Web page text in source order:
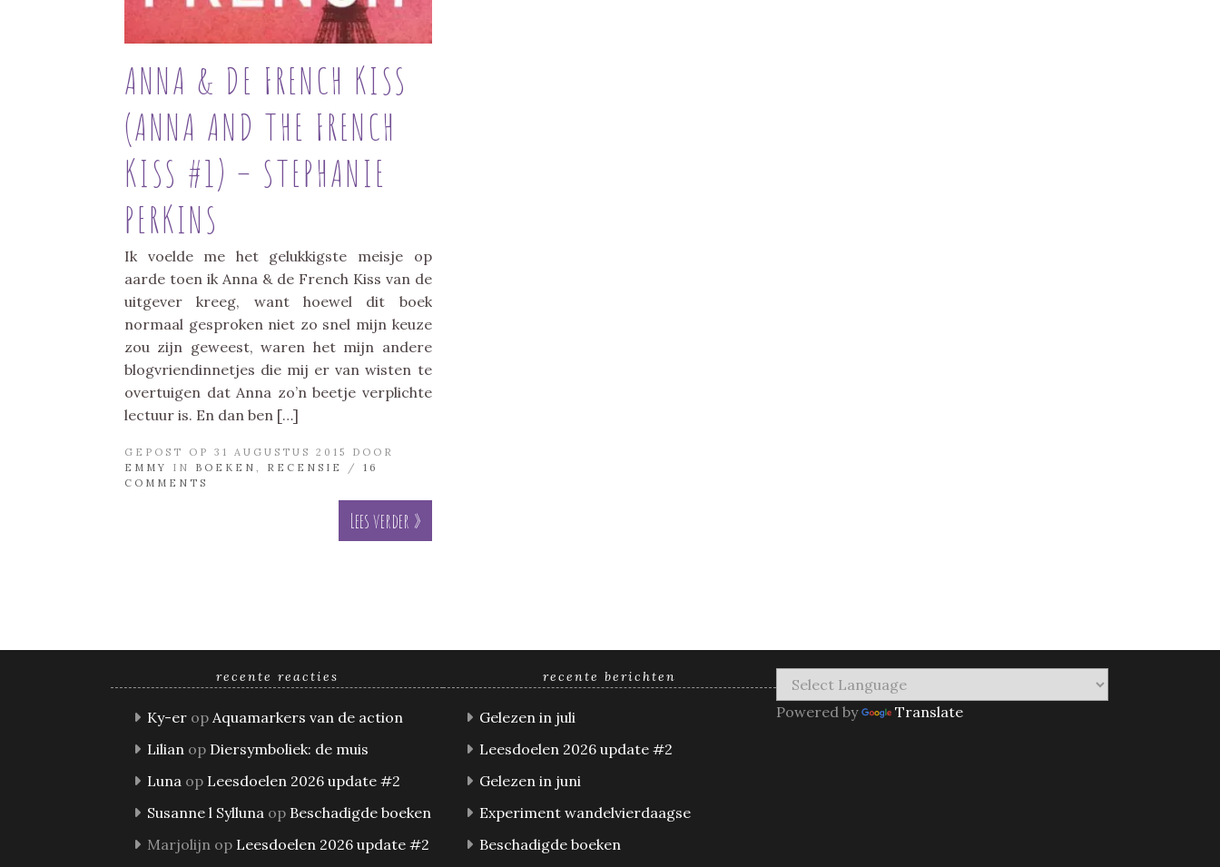
ANNA & DE FRENCH KISS
(ANNA AND THE FRENCH
KISS #1) – STEPHANIE
PERKINS
Ik voelde me het gelukkigste meisje op
aarde toen ik Anna & de French Kiss van de
uitgever kreeg, want hoewel dit boek
normaal gesproken niet zo snel mijn keuze
zou zijn geweest, waren het mijn andere
blogvriendinnetjes die mij er van wisten te
overtuigen dat Anna zo’n beetje verplichte
lectuur is. En dan ben […]
GEPOST OP 31 AUGUSTUS 2015 DOOR
EMMY
IN BOEKEN , RECENSIE / 16
COMMENTS
Lees verder »
recente reacties
Ky-er op Aquamarkers van de action
Lilian op Diersymboliek: de muis
Luna op Leesdoelen 2026 update #2
Susanne l Sylluna op Beschadigde boeken
Marjolijn op Leesdoelen 2026 update #2
recente berichten
Gelezen in juli
Leesdoelen 2026 update #2
Gelezen in juni
Experiment wandelvierdaagse
Beschadigde boeken
Powered by Translate